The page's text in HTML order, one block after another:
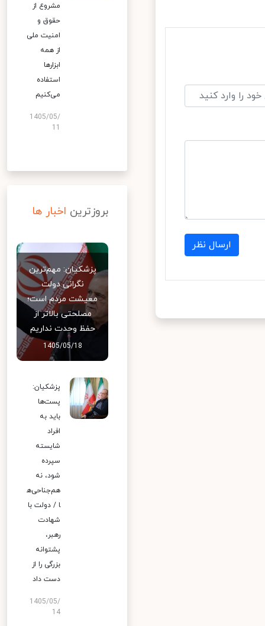
ارسال نظر
مشروع از
حقوق و
امنیت ملی
از همه
ابزارها
استفاده
می‌کنیم
1405/05/
بروزترین اخبار ها
پزشکیان: مهم‌ترین
نگرانی دولت
معیشت مردم است؛
مصلحتی بالاتر از
حفظ وحدت نداریم
1405/05/18
پزشکیان:
پست‌ها
باید به
افراد
شایسته
سپرده
شود، نه
هم‌جناحی‌ه
ا / دولت با
شهادت
رهبر،
پشتوانه
بزرگی را از
دست داد
1405/05/
14